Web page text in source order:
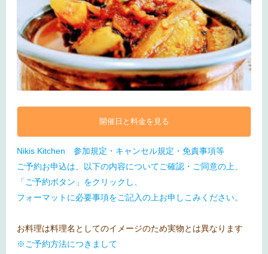
開催日と料金を見る
Nikis Kitchen 参加規定・キャンセル規定・免責事項等
ご予約お申込は、以下の内容についてご確認・ご同意の上、
「ご予約ボタン」をクリックし、
フォーマットに必要事項をご記入の上お申しこみください。
お料理は料理名としてのイメージのため実物とは異なります
※ご予約方法につきまして